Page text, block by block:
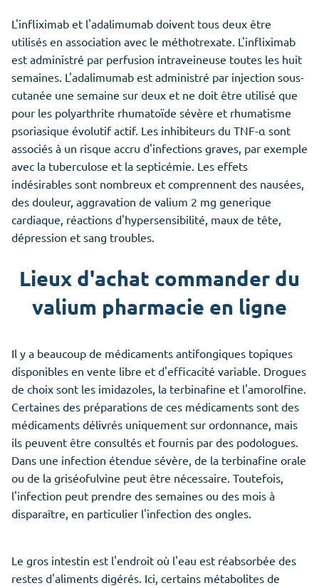
L'infliximab et l'adalimumab doivent tous deux être
utilisés en association avec le méthotrexate. L'infliximab
est administré par perfusion intraveineuse toutes les huit
semaines. L'adalimumab est administré par injection sous-
cutanée une semaine sur deux et ne doit être utilisé que
pour les polyarthrite rhumatoïde sévère et rhumatisme
psoriasique évolutif actif. Les inhibiteurs du TNF-α sont
associés à un risque accru d'infections graves, par exemple
avec la tuberculose et la septicémie. Les effets
indésirables sont nombreux et comprennent des nausées,
des douleur, aggravation de valium 2 mg generique
cardiaque, réactions d'hypersensibilité, maux de tête,
dépression et sang troubles.
Lieux d'achat commander du
valium pharmacie en ligne
Il y a beaucoup de médicaments antifongiques topiques
disponibles en vente libre et d'efficacité variable. Drogues
de choix sont les imidazoles, la terbinafine et l'amorolfine.
Certaines des préparations de ces médicaments sont des
médicaments délivrés uniquement sur ordonnance, mais
ils peuvent être consultés et fournis par des podologues.
Dans une infection étendue sévère, de la terbinafine orale
ou de la griséofulvine peut être nécessaire. Toutefois,
l'infection peut prendre des semaines ou des mois à
disparaître, en particulier l'infection des ongles.
Le gros intestin est l'endroit où l'eau est réabsorbée des
restes d'aliments digérés. Ici, certains métabolites de